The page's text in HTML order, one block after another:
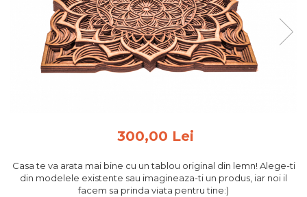
Magneti de Craciun
Jucarii din lemn
Cercei din lemn
Feng Shui
Insigne
Felicitari din lemn
300,00 Lei
Casa te va arata mai bine cu un tablou original din lemn! Alege-ti
din modelele existente sau imagineaza-ti un produs, iar noi il
facem sa prinda viata pentru tine:)